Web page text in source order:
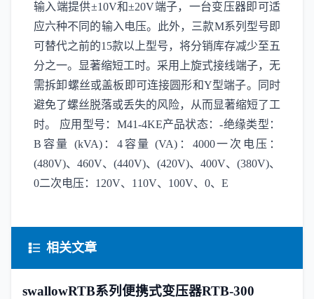
输入端提供±10V和±20V端子，一台变压器即可适
应六种不同的输入电压。此外，三款M系列型号即
可替代之前的15款以上型号，将分销库存减少至五
分之一。显著缩短工时。采用上旋式接线端子，无
需拆卸螺丝或盖板即可连接圆形和Y型端子。同时
避免了螺丝脱落或丢失的风险，从而显著缩短了工
时。 应用型号：M41-4KE产品状态：-绝缘类型：
B容量 (kVA)：4容量 (VA)：4000一次电压：
(480V)、460V、(440V)、(420V)、400V、(380V)、
0二次电压：120V、110V、100V、0、E
相关文章
swallowRTB系列便携式变压器RTB-300